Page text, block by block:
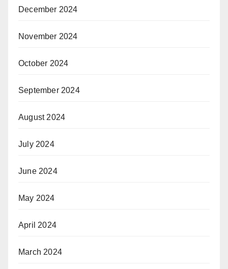
December 2024
November 2024
October 2024
September 2024
August 2024
July 2024
June 2024
May 2024
April 2024
March 2024